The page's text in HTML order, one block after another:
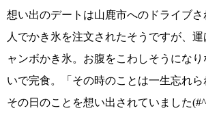
想い出のデートは山鹿市へのドライブ
人でかき氷を注文されたそうですが、
ャンボかき氷。お腹をこわしそうにな
いで完食。「その時のことは一生忘れら
その日のことを想い出されていました